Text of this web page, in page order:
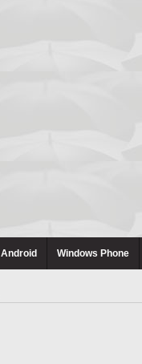
Android Windows Phone